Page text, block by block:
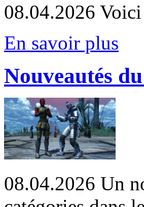
08.04.2026
En savoir plus
Nouveautés
08.04.2026 Un